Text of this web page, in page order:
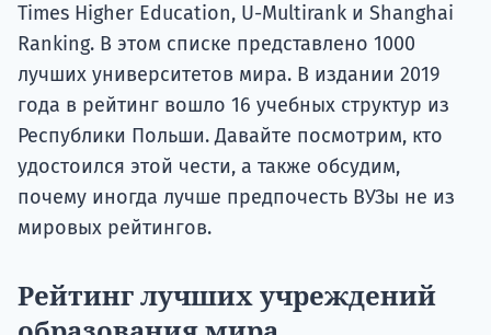
Times Higher Education, U-Multirank и Shanghai
Ranking. В этом списке представлено 1000
лучших университетов мира. В издании 2019
года в рейтинг вошло 16 учебных структур из
Республики Польши. Давайте посмотрим, кто
удостоился этой чести, а также обсудим,
почему иногда лучше предпочесть ВУЗы не из
мировых рейтингов.
Рейтинг лучших учреждений